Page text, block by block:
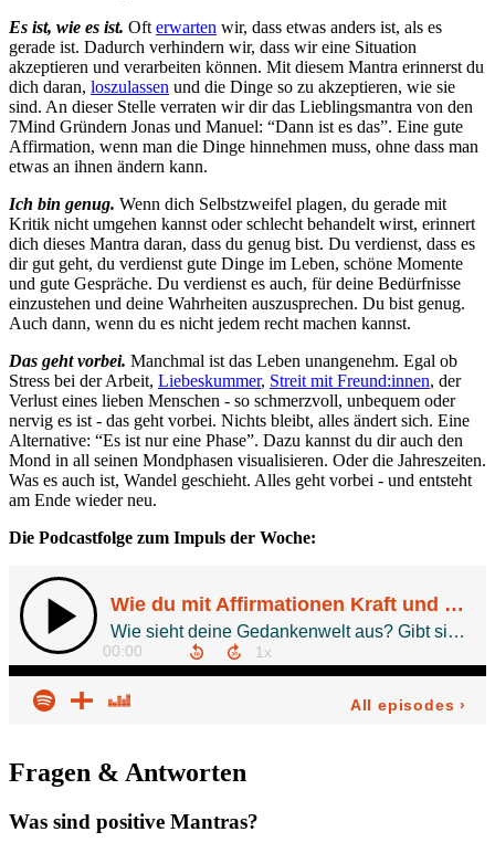
Es ist, wie es ist. Oft erwarten wir, dass etwas anders ist, als es
gerade ist. Dadurch verhindern wir, dass wir eine Situation
akzeptieren und verarbeiten können. Mit diesem Mantra erinnerst du
dich daran, loszulassen und die Dinge so zu akzeptieren, wie sie
sind. An dieser Stelle verraten wir dir das Lieblingsmantra von den
7Mind Gründern Jonas und Manuel: “Dann ist es das”. Eine gute
Affirmation, wenn man die Dinge hinnehmen muss, ohne dass man
etwas an ihnen ändern kann.
Ich bin genug. Wenn dich Selbstzweifel plagen, du gerade mit
Kritik nicht umgehen kannst oder schlecht behandelt wirst, erinnert
dich dieses Mantra daran, dass du genug bist. Du verdienst, dass es
dir gut geht, du verdienst gute Dinge im Leben, schöne Momente
und gute Gespräche. Du verdienst es auch, für deine Bedürfnisse
einzustehen und deine Wahrheiten auszusprechen. Du bist genug.
Auch dann, wenn du es nicht jedem recht machen kannst.
Das geht vorbei. Manchmal ist das Leben unangenehm. Egal ob
Stress bei der Arbeit, Liebeskummer, Streit mit Freund:innen, der
Verlust eines lieben Menschen - so schmerzvoll, unbequem oder
nervig es ist - das geht vorbei. Nichts bleibt, alles ändert sich. Eine
Alternative: “Es ist nur eine Phase”. Dazu kannst du dir auch den
Mond in all seinen Mondphasen visualisieren. Oder die Jahreszeiten.
Was es auch ist, Wandel geschieht. Alles geht vorbei - und entsteht
am Ende wieder neu.
Die Podcastfolge zum Impuls der Woche:
Fragen & Antworten
Was sind positive Mantras?